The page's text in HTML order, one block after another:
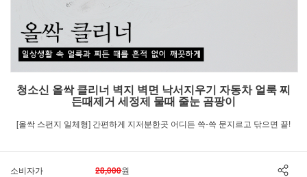
청소신 올싹 클리너 벽지 벽면 낙서지우기 자동차 얼룩 찌
든때제거 세정제 물때 줄눈 곰팡이
[올싹 스펀지 일체형] 간편하게 지저분한곳 어디든 쓱-쓱 문지르고 닦으면 끝!
소비자가 28,000원